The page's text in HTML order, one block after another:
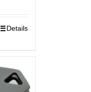
Details